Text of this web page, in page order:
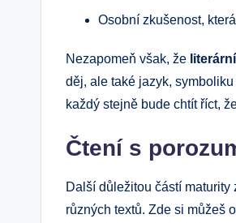
Osobní zkušenost,
Nezapomeň však, že
děj, ale také jazyk,
každý stejně bude chtít říct,
Čtení s
Další důležitou částí maturity
různých textů. Zde si můžeš